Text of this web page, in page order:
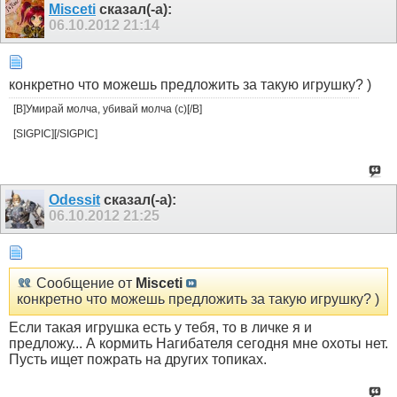
Misceti сказал(-а):
06.10.2012 21:14
конкретно что можешь предложить за такую игрушку? )
[B]Умирай молча, убивай молча (с)[/B]
[SIGPIC][/SIGPIC]
Odessit сказал(-а):
06.10.2012 21:25
Сообщение от Misceti
конкретно что можешь предложить за такую игрушку? )
Если такая игрушка есть у тебя, то в личке я и
предложу... А кормить Нагибателя сегодня мне охоты нет.
Пусть ищет пожрать на других топиках.